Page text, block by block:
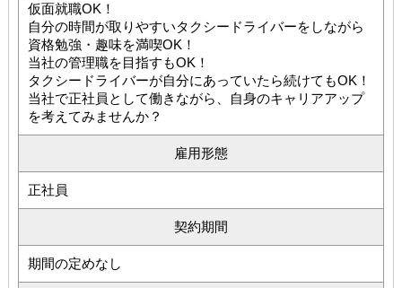
仮面就職OK！
自分の時間が取りやすいタクシードライバーをしながら
資格勉強・趣味を満喫OK！
当社の管理職を目指すもOK！
タクシードライバーが自分にあっていたら続けてもOK！
当社で正社員として働きながら、自身のキャリアアップ
を考えてみませんか？
雇用形態
正社員
契約期間
期間の定めなし